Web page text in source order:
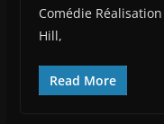
Comédie
Hill,
Read More